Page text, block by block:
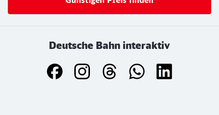
Deutsche Bahn interaktiv